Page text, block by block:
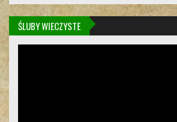
ŚLUBY WIECZYSTE